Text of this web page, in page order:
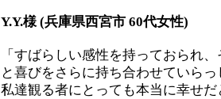
Y.Y.様 (兵庫県西宮市 60代女性)
「すばらしい感性を持っておられ
と喜びをさらに持ち合わせていら
私達観る者にとっても本当に幸せ